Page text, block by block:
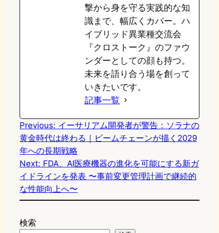
撃から身を守る実践的な知
識まで、幅広くカバー。ハ
イブリッド異業種交流会
『クロストーク』のファウ
ンダーとしての顔も持つ。
未来を語り合う場を創って
いきたいです。
記事一覧
Previous: イーサリアム開発者が警告：ソラナの
黄金時代は終わる｜ビームチェーンが描く2029
年への長期戦略
Next: FDA、AI医療機器の進化を可能にする新ガ
イドラインを発表 〜事前変更管理計画で継続的
な性能向上へ〜
検索